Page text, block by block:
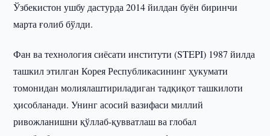
Ўзбекистон ушбу дастурда 2014 йилдан буён биринчи
марта ғолиб бўлди.
Фан ва технология сиёсати институти (STEPI) 1987 йилда
ташкил этилган Корея Республикасининг ҳукумати
томонидан молиялаштириладиган тадқиқот ташкилоти
ҳисобланади. Унинг асосий вазифаси миллий
ривожланишни қўллаб-қувватлаш ва глобал